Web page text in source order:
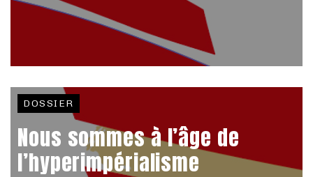
DOSSIER
Nous sommes à l’âge de
l’hyperimpérialisme